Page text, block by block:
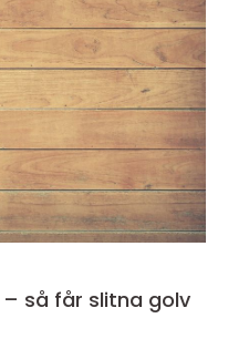
så får slitna golv